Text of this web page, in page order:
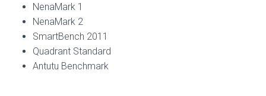
NenaMark 1
NenaMark 2
SmartBench 2011
Quadrant Standard
Antutu Benchmark